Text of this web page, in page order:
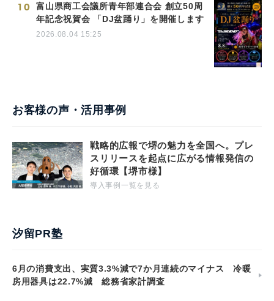
10
富山県商工会議所青年部連合会 創立50周
年記念祝賀会 「DJ盆踊り」を開催します
2026.08.04 15:25
お客様の声・活用事例
戦略的広報で堺の魅力を全国へ。プレ
スリリースを起点に広がる情報発信の
好循環【堺市様】
導入事例一覧を見る
汐留PR塾
6月の消費支出、実質3.3%減で7か月連続のマイナス 冷暖
房用器具は22.7%減 総務省家計調査